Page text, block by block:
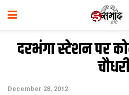
दरभंगा स्‍टेशन पर
December 28, 2012